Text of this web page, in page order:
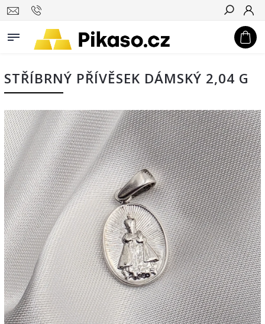
Hledat
STŘÍBRNÝ PŘÍVĚSEK DÁMSKÝ 2,04 G